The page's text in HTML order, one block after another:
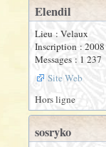
Elendil
Lieu : Velaux
Inscription : 2008
Messages : 1 237
Site Web
Hors ligne
sosryko